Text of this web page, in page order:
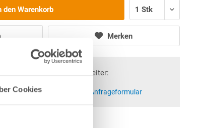
Cookies
den Warenkorb
Merken
Wir helfen Ihnen gerne weiter:
Anfrageformular